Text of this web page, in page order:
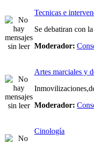
Tecnicas e
Se debatiran con
Moderador:
Artes marciales y
Moderador:
Cinología